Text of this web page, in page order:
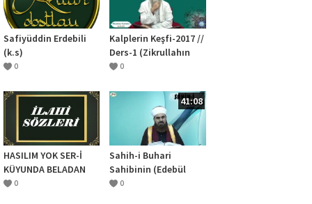
Safiyüddin Erdebili
(k.s)
0
Kalplerin Keşfi-2017 //
Ders-1 (Zikrullahın
Faziletleri)
0
HASILIM YOK SER-İ
KÜYUNDA BELADAN
ĞAYRI
0
41:08
Sahih-i Buhari
Sahibinin (Edebül
Müfred Dersleri) -19
0